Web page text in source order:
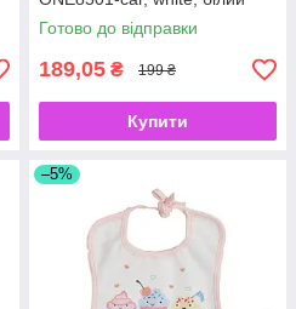
Готово до відправки
189,05 ₴ 199 ₴
Купити
–5%